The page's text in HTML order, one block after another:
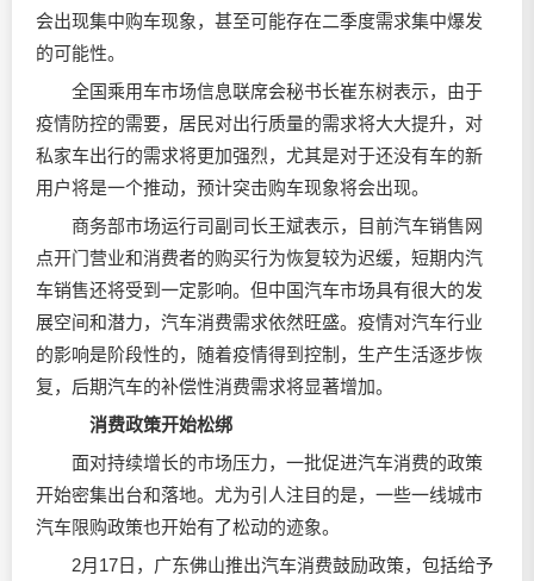
会出现集中购车现象，甚至可能存在二季度需求集中爆发
的可能性。
全国乘用车市场信息联席会秘书长崔东树表示，由于
疫情防控的需要，居民对出行质量的需求将大大提升，对
私家车出行的需求将更加强烈，尤其是对于还没有车的新
用户将是一个推动，预计突击购车现象将会出现。
商务部市场运行司副司长王斌表示，目前汽车销售网
点开门营业和消费者的购买行为恢复较为迟缓，短期内汽
车销售还将受到一定影响。但中国汽车市场具有很大的发
展空间和潜力，汽车消费需求依然旺盛。疫情对汽车行业
的影响是阶段性的，随着疫情得到控制，生产生活逐步恢
复，后期汽车的补偿性消费需求将显著增加。
消费政策开始松绑
面对持续增长的市场压力，一批促进汽车消费的政策
开始密集出台和落地。尤为引人注目的是，一些一线城市
汽车限购政策也开始有了松动的迹象。
2月17日，广东佛山推出汽车消费鼓励政策，包括给予